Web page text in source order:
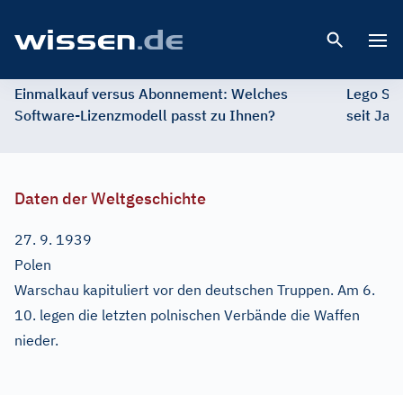
Einmalkauf versus Abonnement: Welches
Software-Lizenzmodell passt zu Ihnen?
Lego
seit
Daten der Weltgeschichte
27. 9. 1939
Polen
Warschau kapituliert vor den deutschen Truppen. Am 6.
10. legen die letzten polnischen Verbände die Waffen
nieder.